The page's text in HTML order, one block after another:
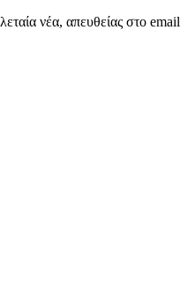
νέα, απευθείας στο email